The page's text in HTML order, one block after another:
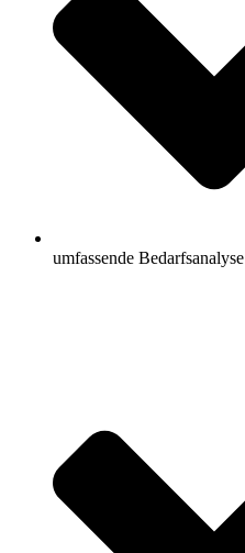
umfassende Bedarfsanalyse